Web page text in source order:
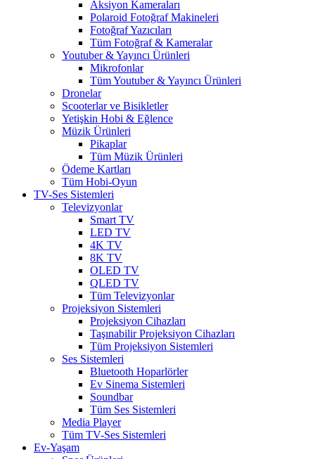
Aksiyon Kameraları
Polaroid Fotoğraf Makineleri
Fotoğraf Yazıcıları
Tüm Fotoğraf & Kameralar
Youtuber & Yayıncı Ürünleri
Mikrofonlar
Tüm Youtuber & Yayıncı Ürünleri
Dronelar
Scooterlar ve Bisikletler
Yetişkin Hobi & Eğlence
Müzik Ürünleri
Pikaplar
Tüm Müzik Ürünleri
Ödeme Kartları
Tüm Hobi-Oyun
TV-Ses Sistemleri
Televizyonlar
Smart TV
LED TV
4K TV
8K TV
OLED TV
QLED TV
Tüm Televizyonlar
Projeksiyon Sistemleri
Projeksiyon Cihazları
Taşınabilir Projeksiyon Cihazları
Tüm Projeksiyon Sistemleri
Ses Sistemleri
Bluetooth Hoparlörler
Ev Sinema Sistemleri
Soundbar
Tüm Ses Sistemleri
Media Player
Tüm TV-Ses Sistemleri
Ev-Yaşam